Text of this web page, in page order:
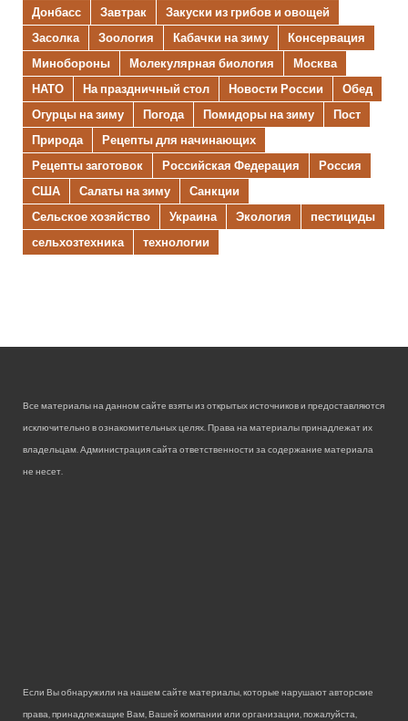
Донбасс
Завтрак
Закуски из грибов и овощей
Засолка
Зоология Кабачки на зиму
Консервация
Минобороны
Молекулярная биология
Москва
НАТО
На праздничный стол Новости России
Обед
Огурцы на зиму
Погода Помидоры на зиму
Пост
Природа
Рецепты для начинающих
Рецепты заготовок
Российская Федерация
Россия
США
Салаты на зиму
Санкции
Сельское хозяйство
Украина Экология
пестициды
сельхозтехника
технологии
Все материалы на данном сайте взяты из открытых источников и предоставляются
исключительно в ознакомительных целях. Права на материалы принадлежат их
владельцам. Администрация сайта ответственности за содержание материала
не несет.
Если Вы обнаружили на нашем сайте материалы, которые нарушают авторские
права, принадлежащие Вам, Вашей компании или организации, пожалуйста,